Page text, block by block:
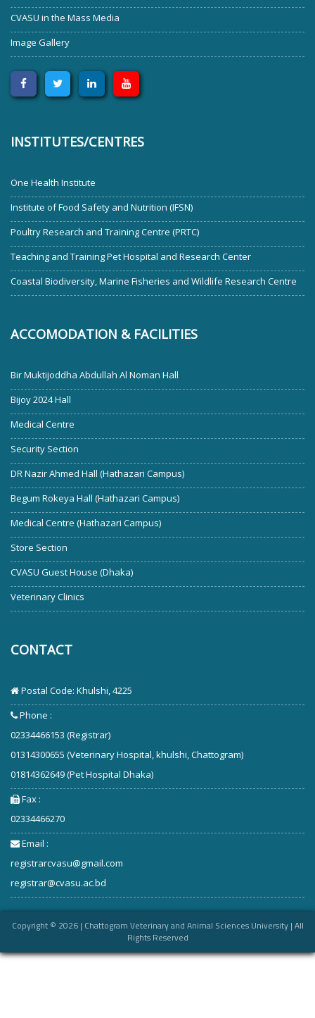
CVASU in the Mass Media
Image Gallery
INSTITUTES/CENTRES
One Health Institute
Institute of Food Safety and Nutrition (IFSN)
Poultry Research and Training Centre (PRTC)
Teaching and Training Pet Hospital and Research Center
Coastal Biodiversity, Marine Fisheries and Wildlife Research Centre
ACCOMODATION & FACILITIES
Bir Muktijoddha Abdullah Al Noman Hall
Bijoy 2024 Hall
Medical Centre
Security Section
DR Nazir Ahmed Hall (Hathazari Campus)
Begum Rokeya Hall (Hathazari Campus)
Medical Centre (Hathazari Campus)
Store Section
CVASU Guest House (Dhaka)
Veterinary Clinics
CONTACT
Postal Code: Khulshi, 4225
Phone :
02334466153 (Registrar)
01314300655 (Veterinary Hospital, khulshi, Chattogram)
01814362649 (Pet Hospital Dhaka)
Fax :
02334466270
Email :
registrarcvasu@gmail.com
registrar@cvasu.ac.bd
Copyright © 2026| Chattogram Veterinary and Animal Sciences University | All
Rights Reserved